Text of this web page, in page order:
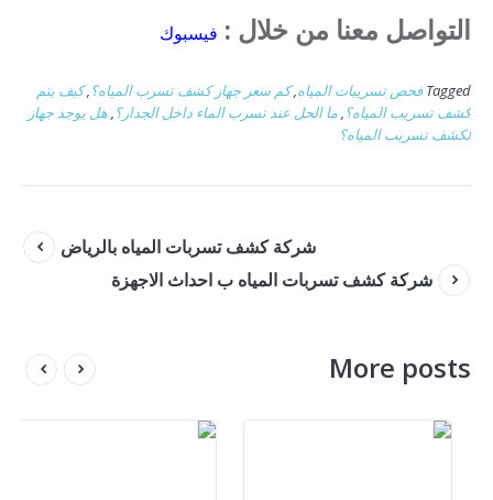
التواصل معنا من خلال : فيسبوك
Tagged فحص تسريبات المياه,كم سعر جهاز كشف تسرب المياه؟,كيف يتم
كشف تسريب المياه؟,ما الحل عند تسرب الماء داخل الجدار؟,هل يوجد جهاز
لكشف تسريب المياه؟
شركة كشف تسربات المياه بالرياض
شركة كشف تسربات المياه ب احداث الاجهزة
More posts